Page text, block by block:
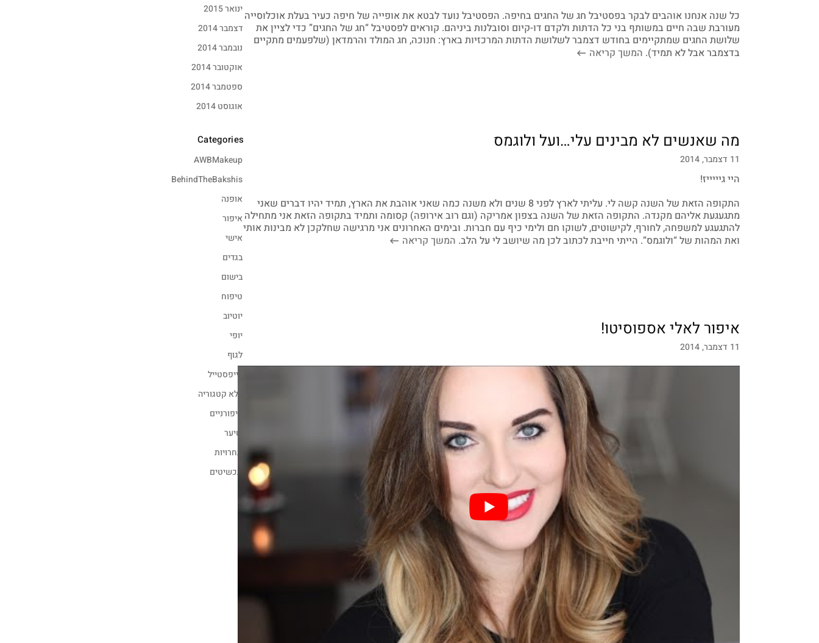
כל שנה אנחנו אוהבים לבקר בפסטיבל חג של החגים בחיפה. הפסטיבל נועד לבטא את אופייה של חיפה כעיר בעלת אוכלוסייה
מעורבת שבה חיים במשותף בני כל הדתות ולקדם דו-קיום וסובלנות ביניהם. קוראים לפסטיבל “חג של החגים” כדי לציין את
שלושת החגים שמתקיימים בחודש דצמבר לשלושת הדתות המרכזיות בארץ: חנוכה, חג המולד והרמדאן (שלפעמים מתקיים
בדצמבר אבל לא תמיד). המשך קריאה
מה שאנשים לא מבינים עלי…ועל ולוגמס
11 דצמבר, 2014
היי גיייייז!
התקופה הזאת של השנה קשה לי. עליתי לארץ לפני 8 שנים ולא משנה כמה שאני אוהבת את הארץ, תמיד יהיו דברים שאני
מתגעגעת אליהם מקנדה. התקופה הזאת של השנה בצפון אמריקה (וגם רוב אירופה) קסומה ותמיד בתקופה הזאת אני מתחילה
להתגעגע למשפחה, לחורף, לקישוטים, לשוקו חם ולימי כיף עם חברות. ובימים האחרונים אני מרגישה שחלקכן לא מבינות אותי
ואת המהות של “ולוגמס”. הייתי חייבת לכתוב לכן מה שיושב לי על הלב. המשך קריאה
איפור לאלי אספוסיטו!
11 דצמבר, 2014
ינואר 2015
דצמבר 2014
נובמבר 2014
אוקטובר 2014
ספטמבר 2014
אוגוסט 2014
Categories
AWBMakeup
BehindTheBakshis
אופנה
איפור
אישי
בגדים
בישום
טיפוח
יוטיוב
יופי
לגוף
לייפסטייל
ללא קטגוריה
ציפורניים
שיער
תחרויות
תכשיטים